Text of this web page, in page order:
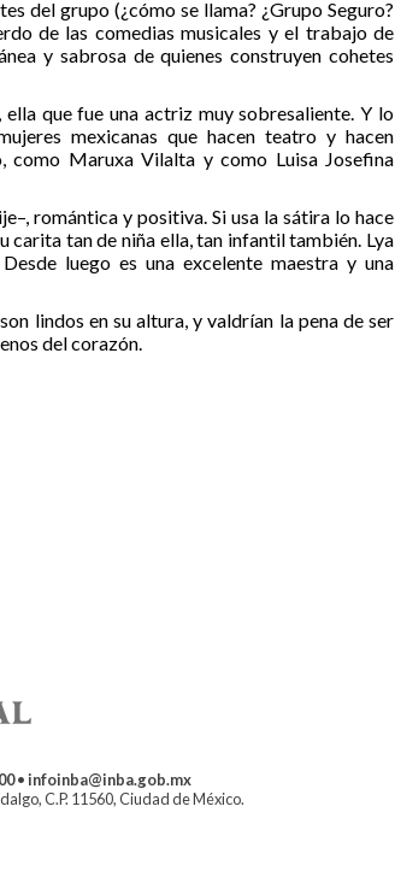
del grupo (¿cómo se llama? ¿Grupo Seguro?
de las comedias musicales y el trabajo de
y sabrosa de quienes construyen cohetes
que fue una actriz muy sobresaliente. Y lo
mexicanas que hacen teatro y hacen
Maruxa Vilalta y como Luisa Josefina
romántica y positiva. Si usa la sátira lo hace
carita tan de niña ella, tan infantil también. Lya
luego es una excelente maestra y una
lindos en su altura, y valdrían la pena de ser
del corazón.
•infoinba@inba.gob.mx
C.P. 11560, Ciudad de México.